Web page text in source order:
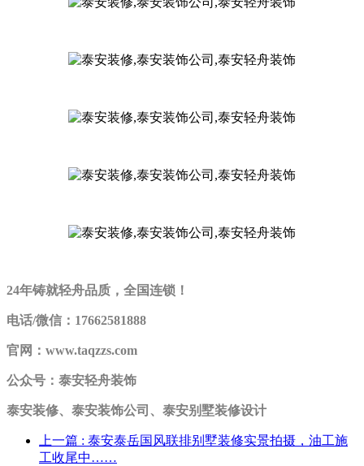
24年铸就轻舟品质，全国连锁！
电话/微信：17662581888
官网：www.taqzzs.com
公众号：泰安轻舟装饰
泰安装修、泰安装饰公司、泰安别墅装修设计
上一篇 : 泰安泰岳国风联排别墅装修实景拍摄，油工施
工收尾中……